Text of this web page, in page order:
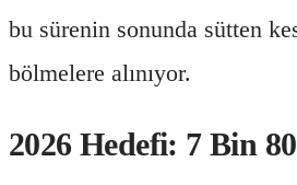
bu sürenin sonunda sütten
bölmelere alınıyor.
2026 Hedefi: 7 Bin